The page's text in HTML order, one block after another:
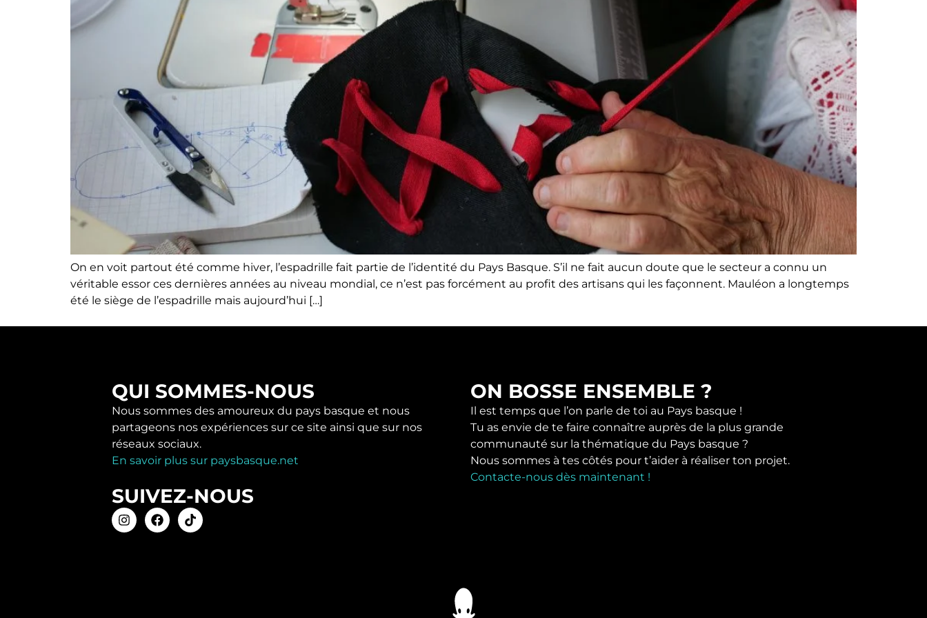
On en voit partout été comme hiver, l’espadrille fait partie de l’identité du Pays Basque. S’il ne fait aucun doute que le secteur a connu un
véritable essor ces dernières années au niveau mondial, ce n’est pas forcément au profit des artisans qui les façonnent. Mauléon a longtemps
été le siège de l’espadrille mais aujourd’hui […]
QUI SOMMES-NOUS
Nous sommes des amoureux du pays basque et nous
partageons nos expériences sur ce site ainsi que sur nos
réseaux sociaux.
En savoir plus sur paysbasque.net
SUIVEZ-NOUS
ON BOSSE ENSEMBLE ?
Il est temps que l’on parle de toi au Pays basque !
Tu as envie de te faire connaître auprès de la plus grande
communauté sur la thématique du Pays basque ?
Nous sommes à tes côtés pour t’aider à réaliser ton projet.
Contacte-nous dès maintenant !